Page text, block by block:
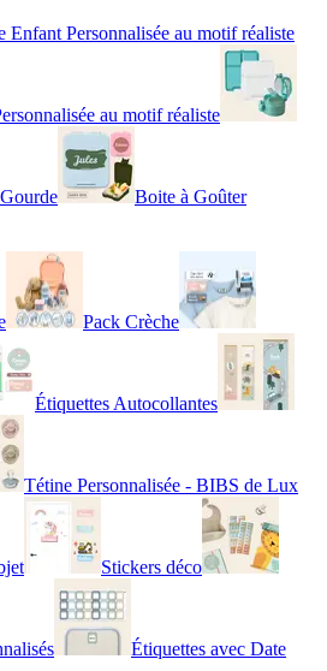
Enfant Personnalisée au motif réaliste
au motif réaliste
Boite à Goûter
Pack Crèche
Étiquettes Autocollantes
Tétine Personnalisée - BIBS de Lux
Stickers déco
Étiquettes avec Date